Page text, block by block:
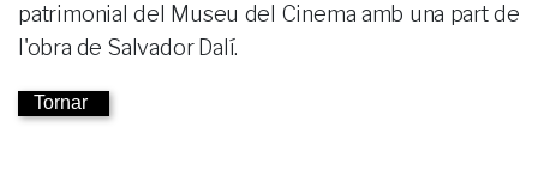
patrimonial del Museu del Cinema amb una part de
l'obra de Salvador Dalí.
Tornar